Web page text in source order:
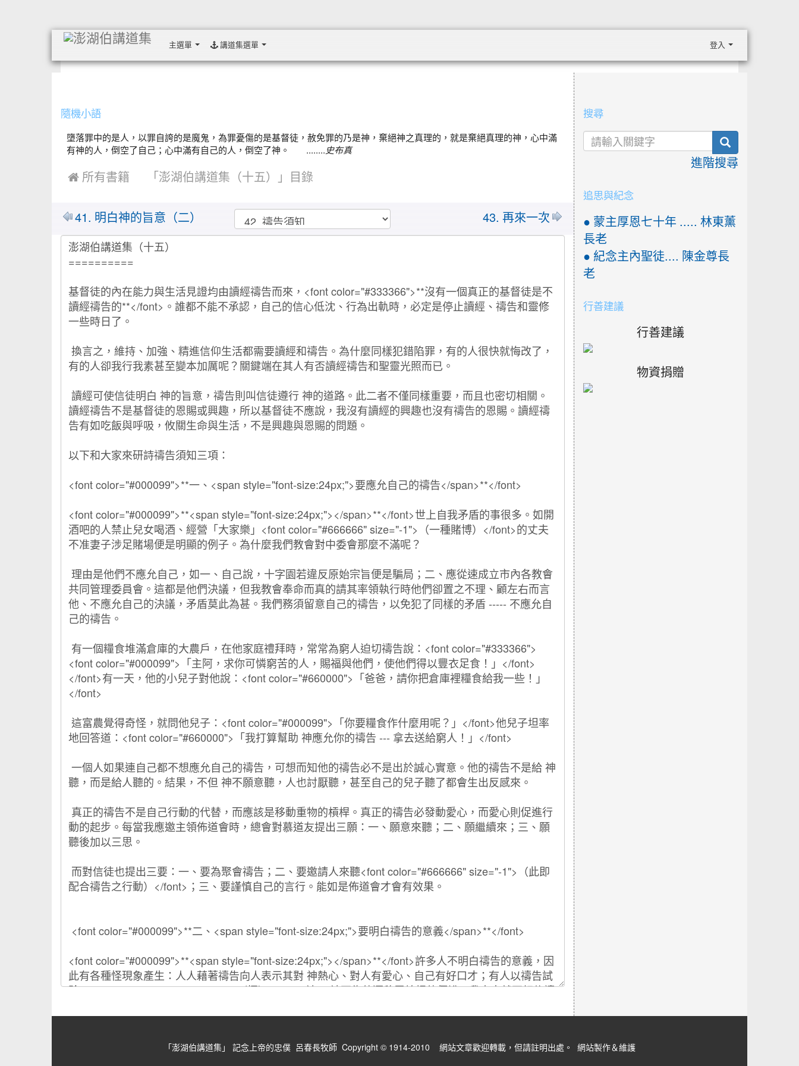
主選單 講道集選單 登入
隨機小語
墮落罪中的是人，以罪自誇的是魔鬼，為罪憂傷的是基督徒，赦免罪的乃是神，棄絕神之真理的，就是棄絕真理的神，心中滿
有神的人，倒空了自己；心中滿有自己的人，倒空了神。 ........史布真
 所有書籍 「澎湖伯講道集（十五）」目錄
MarkDown
41. 明白神的旨意（二） 43. 再來一次
搜尋
search
進階搜尋
追思與紀念
● 蒙主厚恩七十年 ..... 林東薰
長老
● 紀念主內聖徒.... 陳金尊長
老
行善建議
行善建議
物資捐贈
「澎湖伯講道集」 記念上帝的忠僕 呂春長牧師 Copyright © 1914-2010 網站文章歡迎轉載，但請註明出處。 網站製作＆維護